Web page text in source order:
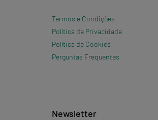
Termos e Condições
Política de Privacidade
Política de Cookies
Perguntas Frequentes
Newsletter